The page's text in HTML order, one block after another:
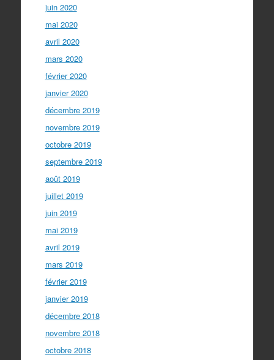
juin 2020
mai 2020
avril 2020
mars 2020
février 2020
janvier 2020
décembre 2019
novembre 2019
octobre 2019
septembre 2019
août 2019
juillet 2019
juin 2019
mai 2019
avril 2019
mars 2019
février 2019
janvier 2019
décembre 2018
novembre 2018
octobre 2018